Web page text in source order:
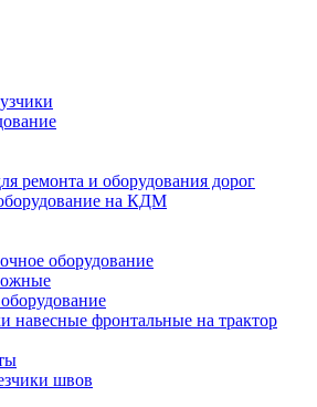
ремонта и оборудования дорог
на КДМ
оборудование
навесные фронтальные на трактор
швов